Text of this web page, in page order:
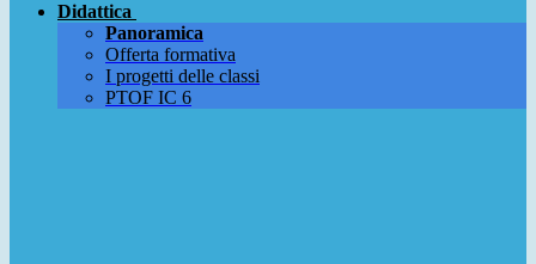
Didattica
Panoramica
Offerta formativa
I progetti delle classi
PTOF IC 6